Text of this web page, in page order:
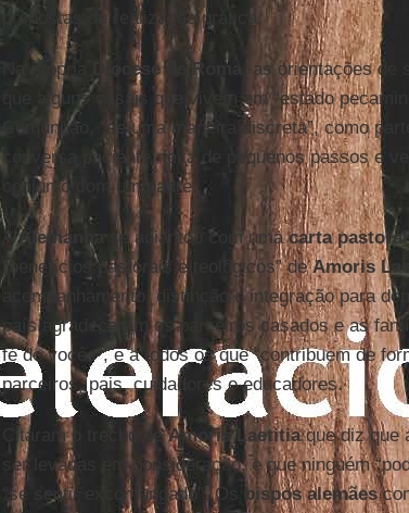
propostas de realização prática.
Na própria Diocese de Roma
, as orientações
que alguns casais que vivem em “estado
Comunhão, “de uma maneira discreta”, como
conversa paciente, feita de pequenos passos e
conjunto com um padre.
AAlemanha se adiantou com umacarta pastoral
“benefícios pastorais e teológicos” deAmoris
acompanhamento, distinção e integração para
país agradeceram os parceiros casados e as
fé de vocês”, e a todos os que “contribuem de
parceiros, pais, cuidadores e educadores.
Citaram o trecho deAmoris Laetitiaque diz que
ser levadas em consideração, e que ninguém
“se sentir excomungado”. Os
bispos alemães